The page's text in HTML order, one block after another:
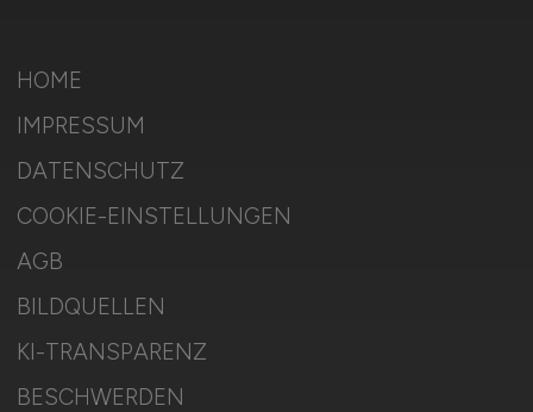
HOME
IMPRESSUM
DATENSCHUTZ
COOKIE-EINSTELLUNGEN
AGB
BILDQUELLEN
KI-TRANSPARENZ
BESCHWERDEN